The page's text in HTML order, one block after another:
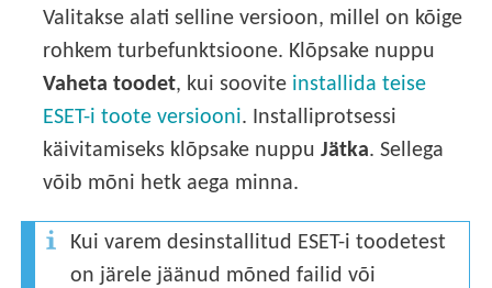
Valitakse alati selline versioon, millel on kõige
rohkem turbefunktsioone. Klõpsake nuppu
Vaheta toodet, kui soovite installida teise
ESET-i toote versiooni. Installiprotsessi
käivitamiseks klõpsake nuppuJätka. Sellega
võib mõni hetk aega minna.
Kui varem desinstallitud ESET-i toodetest
on järele jäänud mõned failid või